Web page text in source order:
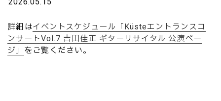
詳細はイベントスケジュール「Küsteエントランスコ
ンサートVol.7 吉田佳正 ギターリサイタル 公演ペー
ジ」 をご覧ください。